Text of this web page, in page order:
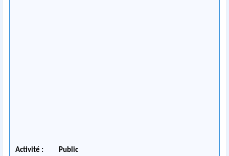
Activité :
Public